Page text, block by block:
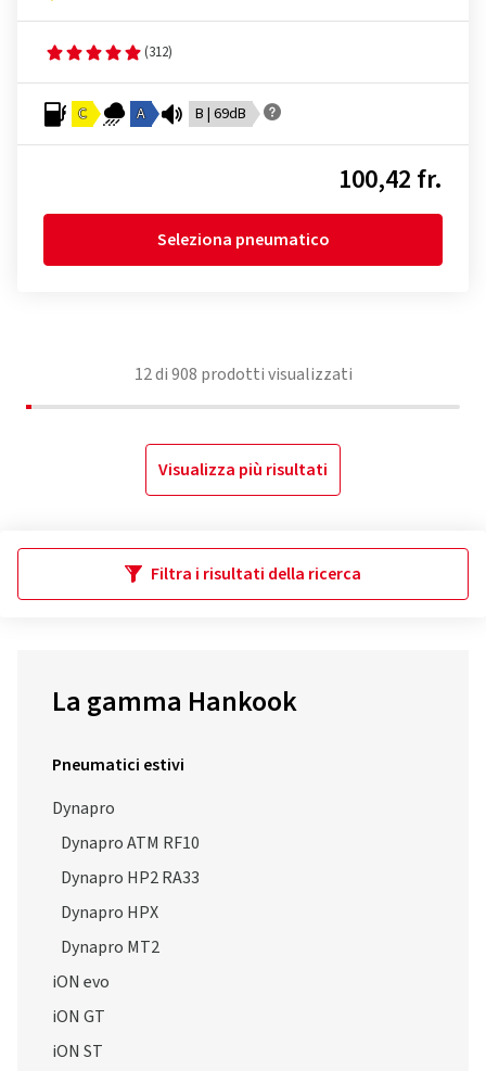
(312)
C A B | 69dB
100,42 fr.
Seleziona pneumatico
12di908 prodotti visualizzati
Visualizza più risultati
Filtra i risultati della ricerca
La gamma Hankook
Pneumatici estivi
Dynapro
Dynapro ATM RF10
Dynapro HP2 RA33
Dynapro HPX
Dynapro MT2
iON evo
iON GT
iON ST